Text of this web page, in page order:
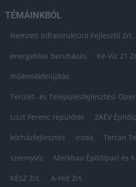
TÉMÁINKBÓL
Nemzeti Infrastruktúra Fejlesztő Zrt.
energetikai beruházás Ke-Víz 21
műemlékfelújítás
Terület- és Településfejlesztési
Liszt Ferenc repülőtér ZÁÉV
kórházfejlesztés iroda Terrán
szennyvíz Merkbau Építőipari és
KÉSZ Zrt. A-Híd Zrt.